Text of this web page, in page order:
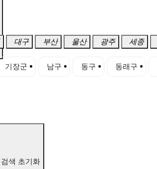
대구 부산 울산 광주 세종
기장군 남구 동구 동래구
검색 초기화